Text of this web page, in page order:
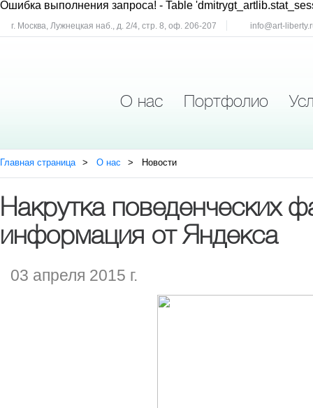
Ошибка выполнения запроса! - Table
г. Москва, Лужнецкая наб., д. 2/4, стр. 8, оф. 206-207 info@art-
О нас Портфолио
Главная страница О нас Новости
Накрутка поведенческих
информация от Яндекса
03 апреля 2015 г.